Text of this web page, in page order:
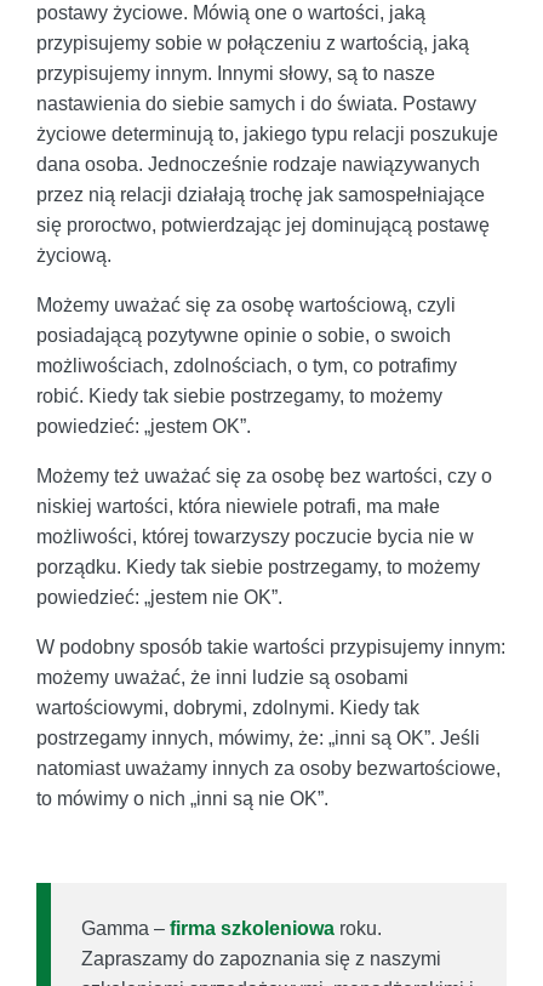
postawy życiowe. Mówią one o wartości, jaką
przypisujemy sobie w połączeniu z wartością, jaką
przypisujemy innym. Innymi słowy, są to nasze
nastawienia do siebie samych i do świata. Postawy
życiowe determinują to, jakiego typu relacji poszukuje
dana osoba. Jednocześnie rodzaje nawiązywanych
przez nią relacji działają trochę jak samospełniające
się proroctwo, potwierdzając jej dominującą postawę
życiową.
Możemy uważać się za osobę wartościową, czyli
posiadającą pozytywne opinie o sobie, o swoich
możliwościach, zdolnościach, o tym, co potrafimy
robić. Kiedy tak siebie postrzegamy, to możemy
powiedzieć: „jestem OK”.
Możemy też uważać się za osobę bez wartości, czy o
niskiej wartości, która niewiele potrafi, ma małe
możliwości, której towarzyszy poczucie bycia nie w
porządku. Kiedy tak siebie postrzegamy, to możemy
powiedzieć: „jestem nie OK”.
W podobny sposób takie wartości przypisujemy innym:
możemy uważać, że inni ludzie są osobami
wartościowymi, dobrymi, zdolnymi. Kiedy tak
postrzegamy innych, mówimy, że: „inni są OK”. Jeśli
natomiast uważamy innych za osoby bezwartościowe,
to mówimy o nich „inni są nie OK”.
Gamma – firma szkoleniowa roku.
Zapraszamy do zapoznania się z naszymi